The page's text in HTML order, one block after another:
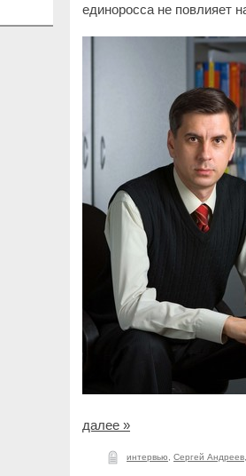
единоросса не повлияет
далее »
интервью Сергей Андреев